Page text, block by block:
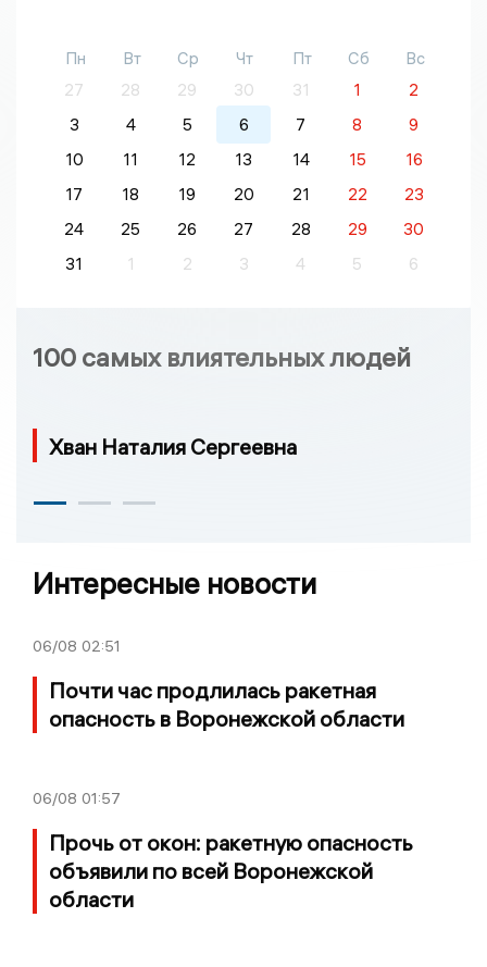
Пн Вт Ср Чт Пт Сб
Вс
27
28 29 30 31 1
2
3
4 5 6 7 8
9
10
11 12 13 14 15
16
17
18 19 20 21 22
23
24
25 26 27 28 29
30
31
1 2 3 4 5 6
100 самых влиятельных людей
Хван Наталия Сергеевна
Интересные новости
06/08 02:51
Почти час продлилась ракетная
опасность в Воронежской области
06/08 01:57
Прочь от окон: ракетную опасность
объявили по всей Воронежской
области